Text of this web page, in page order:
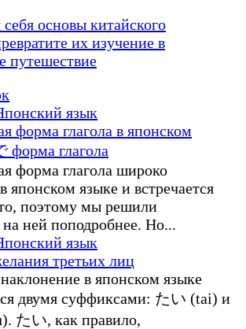
основы китайского
их изучение в
путешествие
язык
форма глагола в японском
форма глагола
форма глагола широко
японском языке и встречается
поэтому мы решили
на ней поподробнее. Но...
язык
третьих лиц
в японском языке
двумя суффиксами: たい (tai) и
たい, как правило,